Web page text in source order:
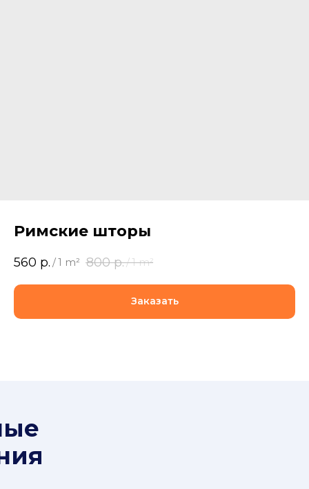
Римские шторы
560 р. /1 m² 800 р./1 m²
Заказать